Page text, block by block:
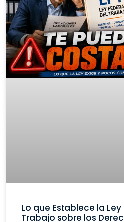
Lo que Establece la
Trabajo sobre los